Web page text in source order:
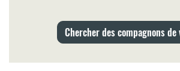
Chercher des compagnons de